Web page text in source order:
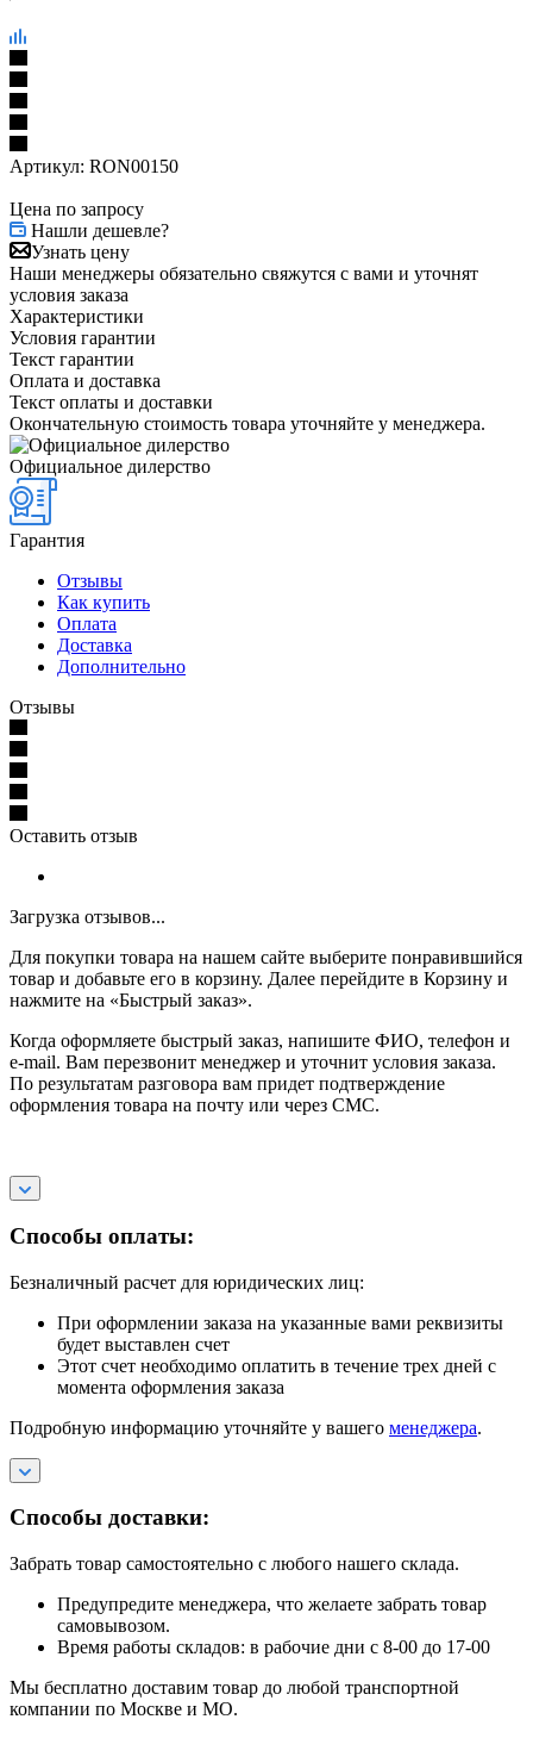
Артикул: RON00150
Цена по запросу
Нашли дешевле?
Узнать цену
Наши менеджеры обязательно свяжутся с вами и уточнят
условия заказа
Характеристики
Условия гарантии
Текст гарантии
Оплата и доставка
Текст оплаты и доставки
Окончательную стоимость товара уточняйте у менеджера.
Официальное дилерство
Гарантия
Отзывы
Как купить
Оплата
Доставка
Дополнительно
Отзывы
Оставить отзыв
Загрузка отзывов...
Для покупки товара на нашем сайте выберите понравившийся
товар и добавьте его в корзину. Далее перейдите в Корзину и
нажмите на «Быстрый заказ».
Когда оформляете быстрый заказ, напишите ФИО, телефон и
e-mail. Вам перезвонит менеджер и уточнит условия заказа.
По результатам разговора вам придет подтверждение
оформления товара на почту или через СМС.
Способы оплаты:
Безналичный расчет для юридических лиц:
При оформлении заказа на указанные вами реквизиты
будет выставлен счет
Этот счет необходимо оплатить в течение трех дней с
момента оформления заказа
Подробную информацию уточняйте у вашего менеджера.
Способы доставки:
Забрать товар самостоятельно с любого нашего склада.
Предупредите менеджера, что желаете забрать товар
самовывозом.
Время работы складов: в рабочие дни с 8-00 до 17-00
Мы бесплатно доставим товар до любой транспортной
компании по Москве и МО.